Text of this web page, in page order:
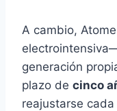
A cambio,
generación
plazo de cinco
reajustarse